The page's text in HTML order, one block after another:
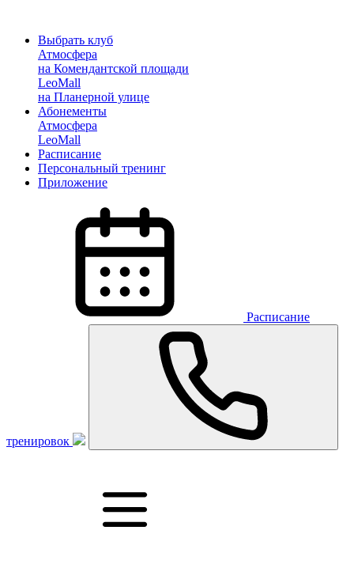
Выбрать клуб
Атмосфера
на Комендантской площади
LeoMall
на Планерной улице
Абонементы
Атмосфера
LeoMall
Расписание
Персональный тренинг
Приложение
Расписание
тренировок